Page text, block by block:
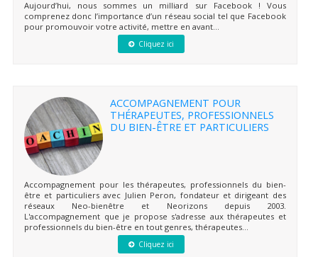
Aujourd’hui, nous sommes un milliard sur Facebook ! Vous
comprenez donc l’importance d’un réseau social tel que Facebook
pour promouvoir votre activité, mettre en avant...
Cliquez ici
ACCOMPAGNEMENT POUR
THÉRAPEUTES, PROFESSIONNELS
DU BIEN-ÊTRE ET PARTICULIERS
Accompagnement pour les thérapeutes, professionnels du bien-
être et particuliers avec Julien Peron, fondateur et dirigeant des
réseaux Neo-bienêtre et Neorizons depuis 2003.
L'accompagnement que je propose s'adresse aux thérapeutes et
professionnels du bien-être en tout genres, thérapeutes...
Cliquez ici